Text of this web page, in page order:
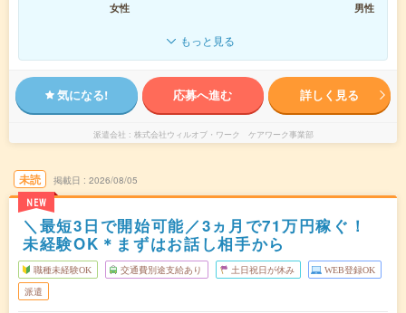
女性
男性
もっと見る
気になる! 応募へ進む 詳しく見る
派遣会社 株式会社ウィルオブ・ワーク ケアワーク事業部
未読
NEW
掲載日 2026/08/05
＼最短3日で開始可能／3ヵ月で71万円稼ぐ！
未経験OK＊まずはお話し相手から
職種未経験OK 交通費別途支給あり 土日祝日が休み WEB登録OK
派遣